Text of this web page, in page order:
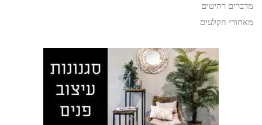
מדברים רהיטים
מאחורי הקלעים